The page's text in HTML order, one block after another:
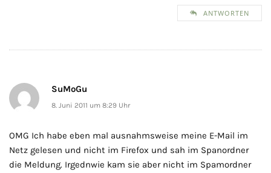
ANTWORTEN
SuMoGu
8. Juni 2011 um 8:29 Uhr
OMG Ich habe eben mal ausnahmsweise meine E-Mail im
Netz gelesen und nicht im Firefox und sah im Spanordner
die Meldung. Irgednwie kam sie aber nicht im Spamordner